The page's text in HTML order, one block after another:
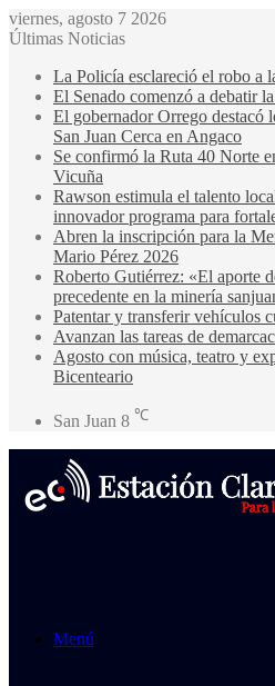
viernes, agosto 7 2026
Últimas Noticias
La Policía esclareció el robo a
El Senado comenzó a debatir
El gobernador Orrego destacó
San Juan Cerca en Angaco
Se confirmó la Ruta 40 Norte
Vicuña
Rawson estimula el talento
innovador programa para
Abren la inscripción para la
Mario Pérez 2026
Roberto Gutiérrez: «El aporte
precedente en la minería
Patentar y transferir vehículos
Avanzan las tareas de
Agosto con música, teatro y
Bicenteario
San Juan 8 ℃
Menú